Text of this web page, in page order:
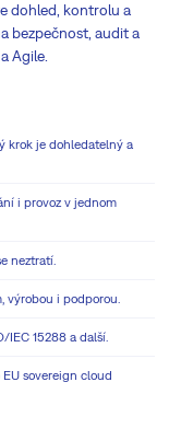
dohled, kontrolu a
bezpečnost, audit a
Agile.
krok je dohledatelný a
i provoz v jednom
neztratí.
výrobou i podporou.
IEC 15288 a další.
sovereign cloud